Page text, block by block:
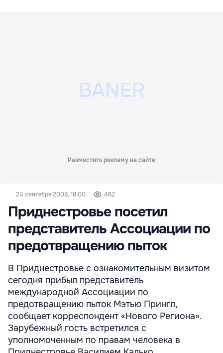
Разместить рекламу на сайте
24 сентября 2008, 18:00 462
Приднестровье посетил
представитель Ассоциации по
предотвращению пыток
В Приднестровье с ознакомительным визитом
сегодня прибыл представитель
международной Ассоциации по
предотвращению пыток Мэтью Прингл,
сообщает корреспондент «Нового Региона».
Зарубежный гость встретился с
уполномоченным по правам человека в